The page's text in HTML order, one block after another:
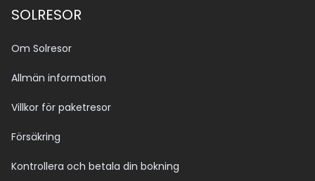
SOLRESOR
Om Solresor
Allmän information
Villkor för paketresor
Försäkring
Kontrollera och betala din bokning